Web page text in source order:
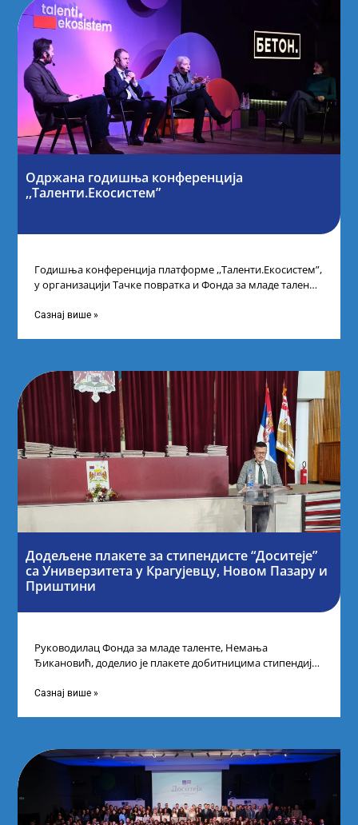
Одржана годишња конференција
,,Таленти.Екосистем”
Годишња конференција платформе ,,Таленти.Екосистем”,
у организацији Тачке повратка и Фонда за младе таленте
Сазнај више »
Додељене плакете за стипендисте “Доситеје”
са Универзитета у Крагујевцу, Новом Пазару и
Приштини
Руководилац Фонда за младе таленте, Немања
Ђикановић, доделио је плакете добитницима стипендије
Сазнај више »